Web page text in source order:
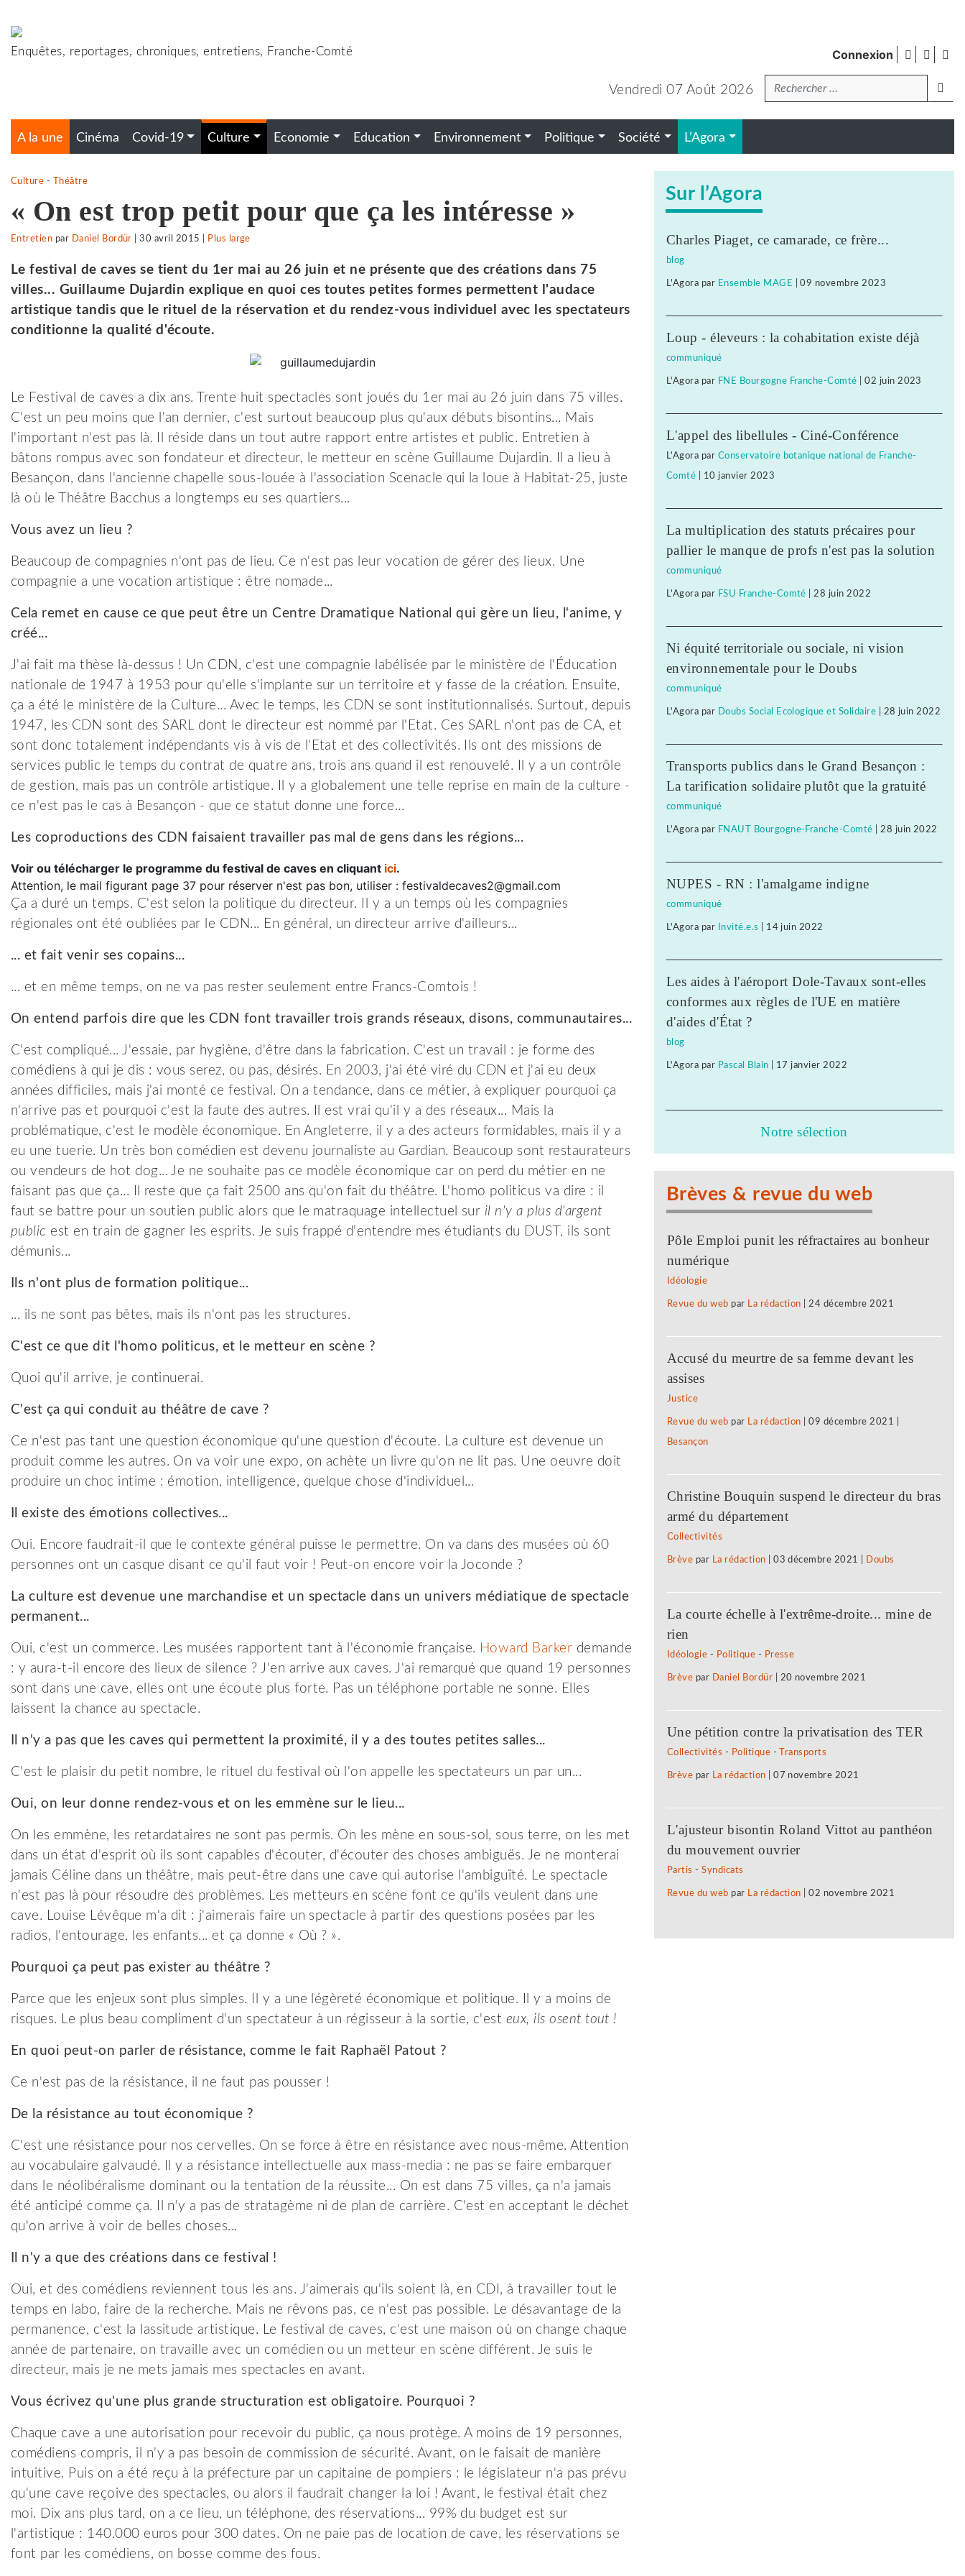
au
contenu
Enquêtes, reportages, chroniques, entretiens, Franche-Comté Connexion facebook
twitter
Vendredi 07 Août 2026Recherche
A la une Cinéma Covid-19 Culture Economie Education Environnement Politique Société L’Agora
Culture - Théâtre
« On est trop petit pour que ça les intéresse »
Entretien par Daniel Bordür |30 avril 2015 Plus large
Le festival de caves se tient du 1er mai au 26 juin et ne présente que des créations dans 75
villes... Guillaume Dujardin explique en quoi ces toutes petites formes permettent l'audace
artistique tandis que le rituel de la réservation et du rendez-vous individuel avec les spectateurs
conditionne la qualité d'écoute.
Le Festival de caves a dix ans. Trente huit spectacles sont joués du 1er mai au 26 juin dans 75 villes.
C'est un peu moins que l'an dernier, c'est surtout beaucoup plus qu'aux débuts bisontins... Mais
l'important n'est pas là. Il réside dans un tout autre rapport entre artistes et public. Entretien à
bâtons rompus avec son fondateur et directeur, le metteur en scène Guillaume Dujardin. Il a lieu à
Besançon, dans l'ancienne chapelle sous-louée à l'association Scenacle qui la loue à Habitat-25, juste
là où le Théâtre Bacchus a longtemps eu ses quartiers...
Vous avez un lieu ?
Beaucoup de compagnies n'ont pas de lieu. Ce n'est pas leur vocation de gérer des lieux. Une
compagnie a une vocation artistique : être nomade...
Cela remet en cause ce que peut être un Centre Dramatique National qui gère un lieu, l'anime, y
créé...
J'ai fait ma thèse là-dessus ! Un CDN, c'est une compagnie labélisée par le ministère de l'Éducation
nationale de 1947 à 1953 pour qu'elle s'implante sur un territoire et y fasse de la création. Ensuite,
ça a été le ministère de la Culture... Avec le temps, les CDN se sont institutionnalisés. Surtout, depuis
1947, les CDN sont des SARL dont le directeur est nommé par l'Etat. Ces SARL n'ont pas de CA, et
sont donc totalement indépendants vis à vis de l'Etat et des collectivités. Ils ont des missions de
services public le temps du contrat de quatre ans, trois ans quand il est renouvelé. Il y a un contrôle
de gestion, mais pas un contrôle artistique. Il y a globalement une telle reprise en main de la culture -
ce n'est pas le cas à Besançon - que ce statut donne une force...
Les coproductions des CDN faisaient travailler pas mal de gens dans les régions...
Voir ou télécharger le programme du festival de caves en cliquant ici.
Attention, le mail figurant page 37 pour réserver n'est pas bon, utiliser : festivaldecaves2@gmail.com
Ça a duré un temps. C'est selon la politique du directeur. Il y a un temps où les compagnies
régionales ont été oubliées par le CDN... En général, un directeur arrive d'ailleurs...
... et fait venir ses copains...
... et en même temps, on ne va pas rester seulement entre Francs-Comtois !
On entend parfois dire que les CDN font travailler trois grands réseaux, disons, communautaires...
C'est compliqué... J'essaie, par hygiène, d'être dans la fabrication. C'est un travail : je forme des
comédiens à qui je dis : vous serez, ou pas, désirés. En 2003, j'ai été viré du CDN et j'ai eu deux
années difficiles, mais j'ai monté ce festival. On a tendance, dans ce métier, à expliquer pourquoi ça
n'arrive pas et pourquoi c'est la faute des autres. Il est vrai qu'il y a des réseaux... Mais la
problématique, c'est le modèle économique. En Angleterre, il y a des acteurs formidables, mais il y a
eu une tuerie. Un très bon comédien est devenu journaliste au Gardian. Beaucoup sont restaurateurs
ou vendeurs de hot dog... Je ne souhaite pas ce modèle économique car on perd du métier en ne
faisant pas que ça... Il reste que ça fait 2500 ans qu'on fait du théâtre. L'homo politicus va dire : il
faut se battre pour un soutien public alors que le matraquage intellectuel sur il n'y a plus d'argent
public est en train de gagner les esprits. Je suis frappé d'entendre mes étudiants du DUST, ils sont
démunis...
Ils n'ont plus de formation politique...
... ils ne sont pas bêtes, mais ils n'ont pas les structures.
C'est ce que dit l'homo politicus, et le metteur en scène ?
Quoi qu'il arrive, je continuerai.
C'est ça qui conduit au théâtre de cave ?
Ce n'est pas tant une question économique qu'une question d'écoute. La culture est devenue un
produit comme les autres. On va voir une expo, on achète un livre qu'on ne lit pas. Une oeuvre doit
produire un choc intime : émotion, intelligence, quelque chose d'individuel...
Il existe des émotions collectives...
Oui. Encore faudrait-il que le contexte général puisse le permettre. On va dans des musées où 60
personnes ont un casque disant ce qu'il faut voir ! Peut-on encore voir la Joconde ?
La culture est devenue une marchandise et un spectacle dans un univers médiatique de spectacle
permanent...
Oui, c'est un commerce. Les musées rapportent tant à l'économie française. Howard Barker demande
: y aura-t-il encore des lieux de silence ? J'en arrive aux caves. J'ai remarqué que quand 19 personnes
sont dans une cave, elles ont une écoute plus forte. Pas un téléphone portable ne sonne. Elles
laissent la chance au spectacle.
Il n'y a pas que les caves qui permettent la proximité, il y a des toutes petites salles...
C'est le plaisir du petit nombre, le rituel du festival où l'on appelle les spectateurs un par un...
Oui, on leur donne rendez-vous et on les emmène sur le lieu...
On les emmène, les retardataires ne sont pas permis. On les mène en sous-sol, sous terre, on les met
dans un état d'esprit où ils sont capables d'écouter, d'écouter des choses ambiguës. Je ne monterai
jamais Céline dans un théâtre, mais peut-être dans une cave qui autorise l'ambiguïté. Le spectacle
n'est pas là pour résoudre des problèmes. Les metteurs en scène font ce qu'ils veulent dans une
cave. Louise Lévêque m'a dit : j'aimerais faire un spectacle à partir des questions posées par les
radios, l'entourage, les enfants... et ça donne « Où ? ».
Pourquoi ça peut pas exister au théâtre ?
Parce que les enjeux sont plus simples. Il y a une légèreté économique et politique. Il y a moins de
risques. Le plus beau compliment d'un spectateur à un régisseur à la sortie, c'est eux, ils osent tout !
En quoi peut-on parler de résistance, comme le fait Raphaël Patout ?
Ce n'est pas de la résistance, il ne faut pas pousser !
De la résistance au tout économique ?
C'est une résistance pour nos cervelles. On se force à être en résistance avec nous-même. Attention
au vocabulaire galvaudé. Il y a résistance intellectuelle aux mass-media : ne pas se faire embarquer
dans le néolibéralisme dominant ou la tentation de la réussite... On est dans 75 villes, ça n'a jamais
été anticipé comme ça. Il n'y a pas de stratagème ni de plan de carrière. C'est en acceptant le déchet
qu'on arrive à voir de belles choses...
Il n'y a que des créations dans ce festival !
Oui, et des comédiens reviennent tous les ans. J'aimerais qu'ils soient là, en CDI, à travailler tout le
temps en labo, faire de la recherche. Mais ne rêvons pas, ce n'est pas possible. Le désavantage de la
permanence, c'est la lassitude artistique. Le festival de caves, c'est une maison où on change chaque
année de partenaire, on travaille avec un comédien ou un metteur en scène différent. Je suis le
directeur, mais je ne mets jamais mes spectacles en avant.
Vous écrivez qu'une plus grande structuration est obligatoire. Pourquoi ?
Chaque cave a une autorisation pour recevoir du public, ça nous protège. A moins de 19 personnes,
comédiens compris, il n'y a pas besoin de commission de sécurité. Avant, on le faisait de manière
intuitive. Puis on a été reçu à la préfecture par un capitaine de pompiers : le législateur n'a pas prévu
qu'une cave reçoive des spectacles, ou alors il faudrait changer la loi ! Avant, le festival était chez
moi. Dix ans plus tard, on a ce lieu, un téléphone, des réservations... 99% du budget est sur
l'artistique : 140.000 euros pour 300 dates. On ne paie pas de location de cave, les réservations se
font par les comédiens, on bosse comme des fous.
Sur l’Agora
Charles Piaget, ce camarade, ce frère...
blog
L'Agora par Ensemble MAGE |09 novembre 2023
Loup - éleveurs : la cohabitation existe déjà
communiqué
L'Agora par FNE Bourgogne Franche-Comté |02 juin 2023
L'appel des libellules - Ciné-Conférence
L'Agora par Conservatoire botanique national de Franche-
Comté 10 janvier 2023
La multiplication des statuts précaires pour
pallier le manque de profs n'est pas la solution
communiqué
L'Agora par FSU Franche-Comté 28 juin 2022
Ni équité territoriale ou sociale, ni vision
environnementale pour le Doubs
communiqué
L'Agora par Doubs Social Ecologique et Solidaire 28 juin 2022
Transports publics dans le Grand Besançon :
La tarification solidaire plutôt que la gratuité
communiqué
L'Agora par FNAUT Bourgogne-Franche-Comté 28 juin 2022
NUPES - RN : l'amalgame indigne
communiqué
L'Agora par Invité.e.s 14 juin 2022
Les aides à l'aéroport Dole-Tavaux sont-elles
conformes aux règles de l'UE en matière
d'aides d'État ?
blog
L'Agora par Pascal Blain 17 janvier 2022
Notre sélection
Brèves & revue du web
Pôle Emploi punit les réfractaires au bonheur
numérique
Idéologie
Revue du web par La rédaction 24 décembre 2021
Accusé du meurtre de sa femme devant les
assises
Justice
Revue du web par La rédaction |09 décembre 2021
Besançon
Christine Bouquin suspend le directeur du bras
armé du département
Collectivités
Brève par La rédaction |03 décembre 2021 Doubs
La courte échelle à l'extrême-droite... mine de
rien
Idéologie - Politique - Presse
Brève par Daniel Bordür 20 novembre 2021
Une pétition contre la privatisation des TER
Collectivités - Politique - Transports
Brève par La rédaction |07 novembre 2021
L'ajusteur bisontin Roland Vittot au panthéon
du mouvement ouvrier
Partis -Syndicats
Revue du web par La rédaction |02 novembre 2021